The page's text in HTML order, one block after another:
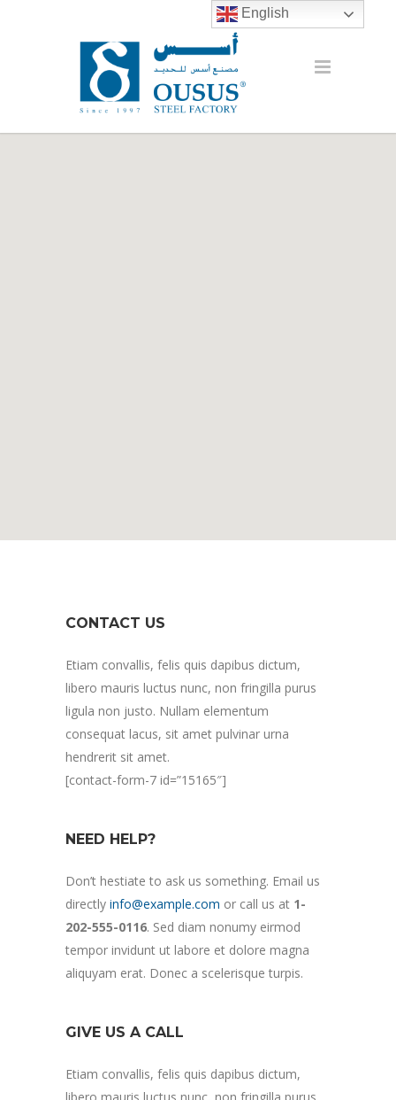
CONTACT US
Etiam convallis, felis quis dapibus dictum,
libero mauris luctus nunc, non fringilla purus
ligula non justo. Nullam elementum
consequat lacus, sit amet pulvinar urna
hendrerit sit amet.
[contact-form-7 id=”15165″]
NEED HELP?
Don’t hestiate to ask us something. Email us
directly info@example.com or call us at 1-
202-555-0116. Sed diam nonumy eirmod
tempor invidunt ut labore et dolore magna
aliquyam erat. Donec a scelerisque turpis.
GIVE US A CALL
Etiam convallis, felis quis dapibus dictum,
English